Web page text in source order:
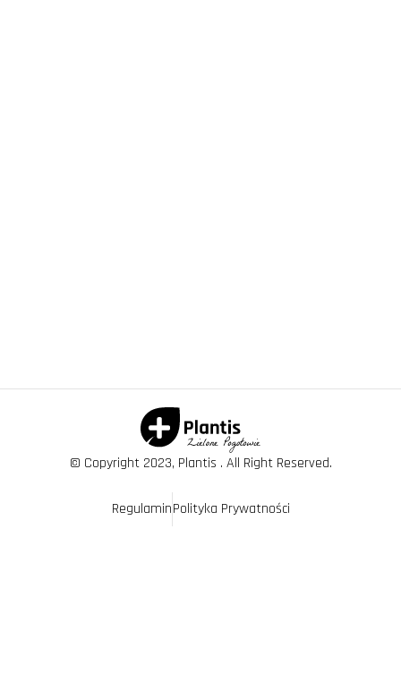
© Copyright 2023, Plantis . All Right Reserved.
RegulaminPolityka Prywatności